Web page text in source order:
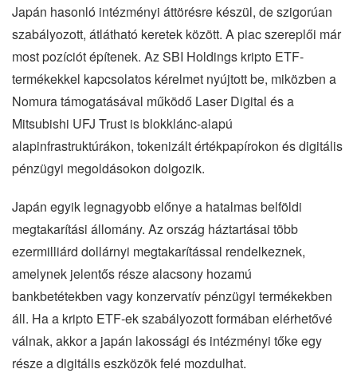
Japán hasonló intézményi áttörésre készül, de szigorúan
szabályozott, átlátható keretek között. A piac szereplői már
most pozíciót építenek. Az SBI Holdings kripto ETF-
termékekkel kapcsolatos kérelmet nyújtott be, miközben a
Nomura támogatásával működő Laser Digital és a
Mitsubishi UFJ Trust is blokklánc-alapú
alapinfrastruktúrákon, tokenizált értékpapírokon és digitális
pénzügyi megoldásokon dolgozik.
Japán egyik legnagyobb előnye a hatalmas belföldi
megtakarítási állomány. Az ország háztartásai több
ezermilliárd dollárnyi megtakarítással rendelkeznek,
amelynek jelentős része alacsony hozamú
bankbetétekben vagy konzervatív pénzügyi termékekben
áll. Ha a kripto ETF-ek szabályozott formában elérhetővé
válnak, akkor a japán lakossági és intézményi tőke egy
része a digitális eszközök felé mozdulhat.